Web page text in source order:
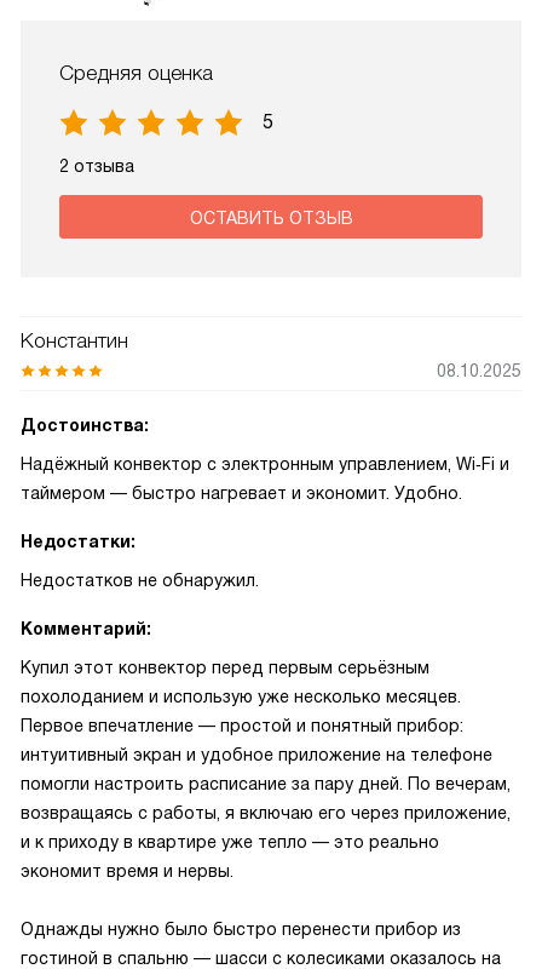
Средняя оценка
5
2 отзыва
ОСТАВИТЬ ОТЗЫВ
Константин
08.10.2025
Достоинства:
Надёжный конвектор с электронным управлением, Wi‑Fi и
таймером — быстро нагревает и экономит. Удобно.
Недостатки:
Недостатков не обнаружил.
Комментарий:
Купил этот конвектор перед первым серьёзным
похолоданием и использую уже несколько месяцев.
Первое впечатление — простой и понятный прибор:
интуитивный экран и удобное приложение на телефоне
помогли настроить расписание за пару дней. По вечерам,
возвращаясь с работы, я включаю его через приложение,
и к приходу в квартире уже тепло — это реально
экономит время и нервы.
Однажды нужно было быстро перенести прибор из
гостиной в спальню — шасси с колесиками оказалось на